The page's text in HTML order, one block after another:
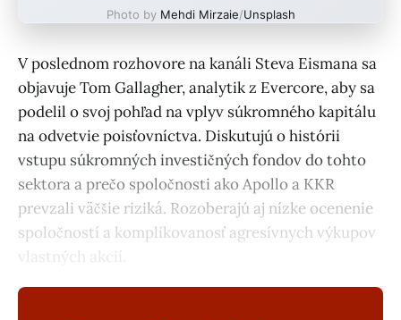
Photo by Mehdi Mirzaie/Unsplash
V poslednom rozhovore na kanáli Steva Eismana sa
objavuje Tom Gallagher, analytik z Evercore, aby sa
podelil o svoj pohľad na vplyv súkromného kapitálu
na odvetvie poisťovníctva. Diskutujú o histórii
vstupu súkromných investičných fondov do tohto
sektora a prečo spoločnosti ako Apollo a KKR
prevzali väčšie riziká. Rozoberajú aj nízke ocenenie
spoločností a komplikovanosť agresívnych výkupov
vlastných akcií.